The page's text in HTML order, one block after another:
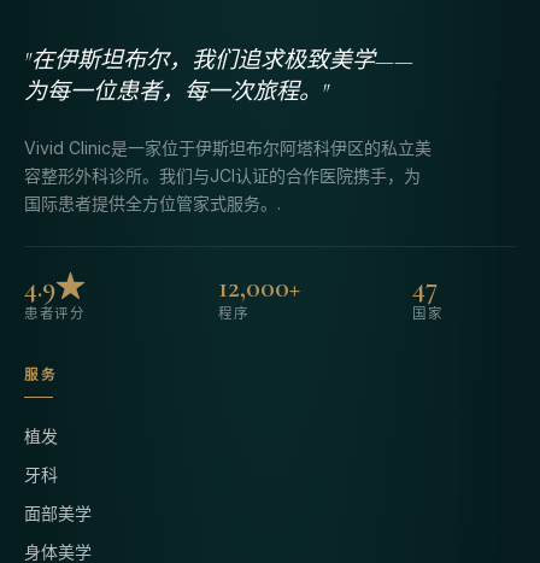
"在伊斯坦布尔，我们追求极致美学——
为每一位患者，每一次旅程。"
Vivid Clinic是一家位于伊斯坦布尔阿塔科伊区的私立美
容整形外科诊所。我们与JCI认证的合作医院携手，为
国际患者提供全方位管家式服务。.
4.9★
患者评分
12,000+
程序
47
国家
服务
植发
牙科
面部美学
身体美学